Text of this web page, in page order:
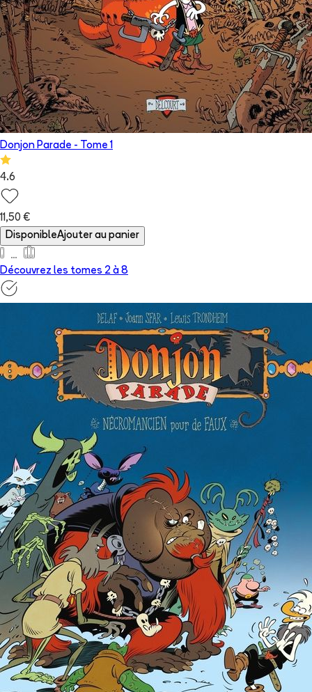
Donjon Parade - Tome 1
4.6
11,50 €
DisponibleAjouter au panier
Découvrez les tomes 2 à 8